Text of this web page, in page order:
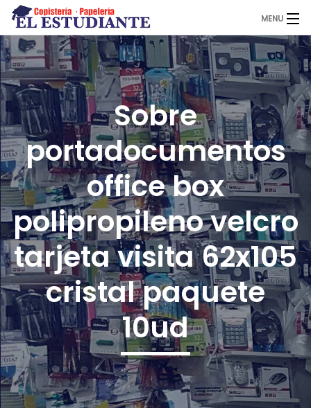
MENU
El Estudiante
Copistería
Papelería
Servicios
Novedades
¿Quiénes Somos?
Contacto
Sobre
portadocumentos
office box
polipropileno velcro
tarjeta visita 62x105
cristal paquete
10ud